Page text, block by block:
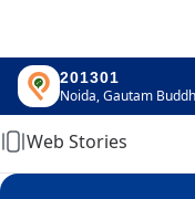
201301
Home
Web Stories